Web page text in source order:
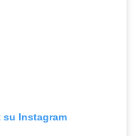
su Instagram